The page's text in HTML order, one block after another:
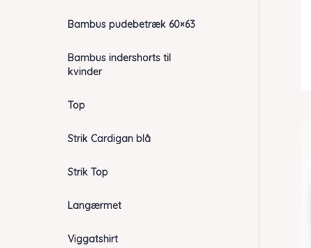
Bambus pudebetræk 60×63
Bambus indershorts til
kvinder
Top
Strik Cardigan blå
Strik Top
Langærmet
Viggatshirt